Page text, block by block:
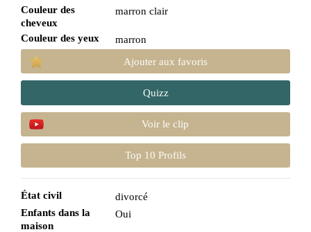
Couleur des
cheveux
marron clair
Couleur des yeux
marron
Ajouter aux favoris
Quizz
Voir le clip
Top 10 Profils
État civil
divorcé
Enfants dans la
maison
Oui